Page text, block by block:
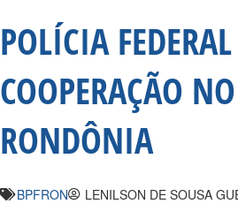
POLÍCIA
COOPERAÇÃO
RONDÔNIA
BPFRON LENILSON DE SOUSA